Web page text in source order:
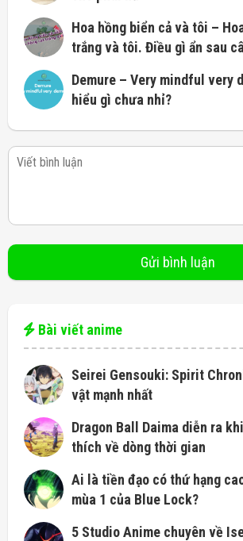
Hoa hồng biển cả và tôi –
trắng và tôi. Điều gì ẩn sau
Demure – Very mindful very
hiểu gì chưa nhỉ?
Bài viết anime
Seirei Gensouki: Spirit
vật mạnh nhất
Dragon Ball Daima diễn ra
thích về dòng thời gian
Ai là tiền đạo có thứ hạng
mùa 1 của Blue Lock?
5 Studio Anime chuyên về